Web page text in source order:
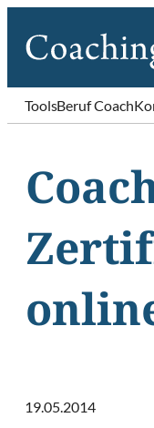
ToolsBeruf Coach
19.05.2014